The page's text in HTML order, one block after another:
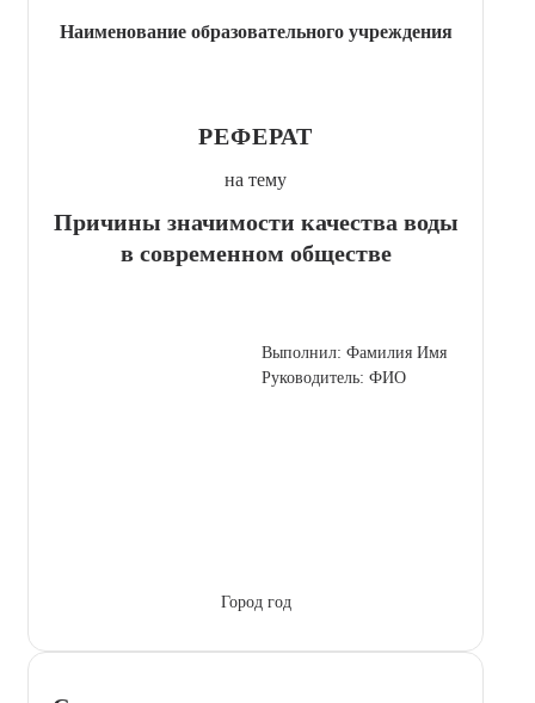
Наименование образовательного учреждения
РЕФЕРАТ
на тему
Причины значимости качества воды
в современном обществе
Выполнил: Фамилия Имя
Руководитель: ФИО
Город год